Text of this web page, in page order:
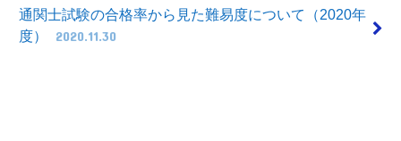
通関士試験の合格率から見た難易度について（2020年
度）
2020.11.30